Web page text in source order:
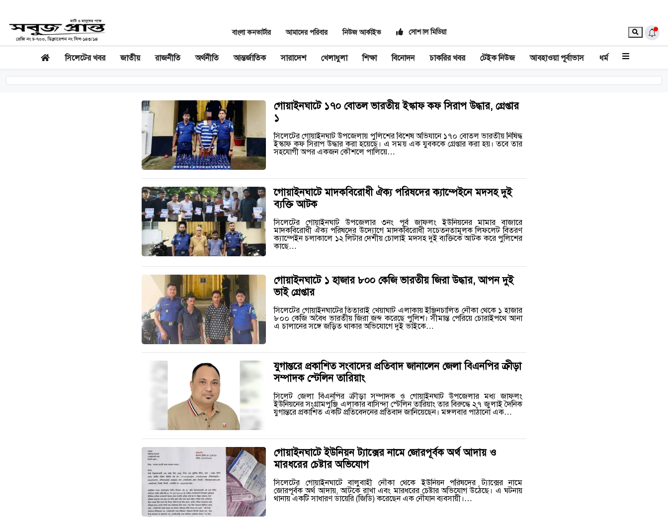
বাংলা কনভার্টার আমাদের পরিবার নিউজ আর্কাইভ সোশ্যাল মিডিয়া
সিলেটের খবর জাতীয় রাজনীতি অর্থনীতি আন্তর্জাতিক সারাদেশ খেলাধুলা শিক্ষা বিনোদন চাকরির খবর টেইক নিউজ আবহাওয়া পূর্বাভাস ধর্ম
গোয়াইনঘাটে ১৭০ বোতল ভারতীয় ইস্কাফ কফ সিরাপ উদ্ধার, গ্রেপ্তার
১
সিলেটের গোয়াইনঘাট উপজেলায় পুলিশের বিশেষ অভিযানে ১৭০ বোতল ভারতীয় নিষিদ্ধ
ইস্কাফ কফ সিরাপ উদ্ধার করা হয়েছে। এ সময় এক যুবককে গ্রেপ্তার করা হয়। তবে তার
সহযোগী অপর একজন কৌশলে পালিয়ে…
‎গোয়াইনঘাটে মাদকবিরোধী ঐক্য পরিষদের ক্যাম্পেইনে মদসহ দুই
ব্যক্তি আটক ‎
সিলেটের গোয়াইনঘাট উপজেলার ৩নং পূর্ব জাফলং ইউনিয়নের মামার বাজারে
মাদকবিরোধী ঐক্য পরিষদের উদ্যোগে মাদকবিরোধী সচেতনতামূলক লিফলেট বিতরণ
ক্যাম্পেইন চলাকালে ১২ লিটার দেশীয় চোলাই মদসহ দুই ব্যক্তিকে আটক করে পুলিশের
কাছে…
গোয়াইনঘাটে ১ হাজার ৮০০ কেজি ভারতীয় জিরা উদ্ধার, আপন দুই
ভাই গ্রেপ্তার
সিলেটের গোয়াইনঘাটের তিতারাই খেয়াঘাট এলাকায় ইঞ্জিনচালিত নৌকা থেকে ১ হাজার
৮০০ কেজি অবৈধ ভারতীয় জিরা জব্দ করেছে পুলিশ। সীমান্ত পেরিয়ে চোরাইপথে আনা
এ চালানের সঙ্গে জড়িত থাকার অভিযোগে দুই ভাইকে…
যুগান্তরে প্রকাশিত সংবাদের প্রতিবাদ জানালেন জেলা বিএনপির ক্রীড়া
সম্পাদক স্টেলিন তারিয়াং
সিলেট জেলা বিএনপির ক্রীড়া সম্পাদক ও গোয়াইনঘাট উপজেলার মধ্য জাফলং
ইউনিয়নের সংগ্রামপুঞ্জি এলাকার বাসিন্দা স্টেলিন তারিয়াং তার বিরুদ্ধে ২৭ জুলাই দৈনিক
যুগান্তরে প্রকাশিত একটি প্রতিবেদনের প্রতিবাদ জানিয়েছেন। ‎মঙ্গলবার পাঠানো এক…
গোয়াইনঘাটে ইউনিয়ন ট্যাক্সের নামে জোরপূর্বক অর্থ আদায় ও
মারধরের চেষ্টার অভিযোগ
সিলেটের গোয়াইনঘাটে বালুবাহী নৌকা থেকে ইউনিয়ন পরিষদের ট্যাক্সের নামে
জোরপূর্বক অর্থ আদায়, আটকে রাখা এবং মারধরের চেষ্টার অভিযোগ উঠেছে। এ ঘটনায়
থানায় একটি সাধারণ ডায়েরি (জিডি) করেছেন এক নৌযান ব্যবসায়ী।…